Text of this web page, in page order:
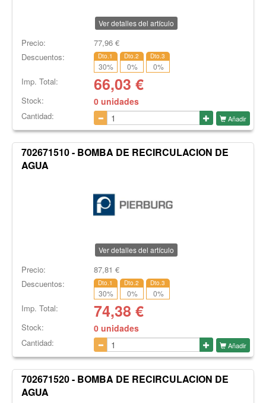
Ver detalles del artículo
Precio: 77,96€
Descuentos:
Dto.1
30%
Dto.2
0%
Dto.3
0%
Imp. Total: 66,03 €
Stock: 0 unidades
Cantidad: Añadir
702671510 - BOMBA DE RECIRCULACION DE
AGUA
Ver detalles del artículo
Precio: 87,81 €
Descuentos:
Dto.1
30%
Dto.2
0%
Dto.3
0%
Imp. Total: 74,38 €
Stock: 0 unidades
Cantidad: Añadir
702671520 - BOMBA DE RECIRCULACION DE
AGUA